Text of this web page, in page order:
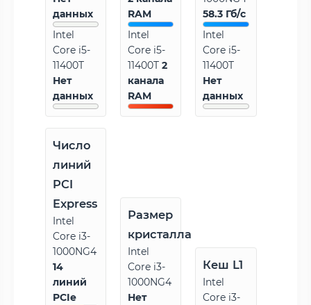
данных
Intel
Core i5-
11400T
Нет
данных
RAM
Intel
Core i5-
11400T2
канала
RAM
58.3 Гб/с
Intel
Core i5-
11400T
Нет
данных
Число
линий
PCI
Express
Intel
Core i3-
1000NG4
14
линий
PCIe
Размер
кристалла
Intel
Core i3-
1000NG4
Нет
Кеш L1
Intel
Core i3-